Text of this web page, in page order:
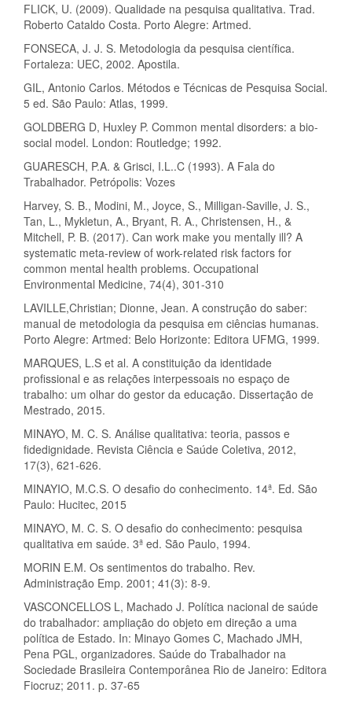
FLICK, U. (2009). Qualidade na pesquisa qualitativa. Trad.
Roberto Cataldo Costa. Porto Alegre: Artmed.
FONSECA, J. J. S. Metodologia da pesquisa científica.
Fortaleza: UEC, 2002. Apostila.
GIL, Antonio Carlos. Métodos e Técnicas de Pesquisa Social.
5 ed. São Paulo: Atlas, 1999.
GOLDBERG D, Huxley P. Common mental disorders: a bio-
social model. London: Routledge; 1992.
GUARESCH, P.A. & Grisci, I.L..C (1993). A Fala do
Trabalhador. Petrópolis: Vozes
Harvey, S. B., Modini, M., Joyce, S., Milligan-Saville, J. S.,
Tan, L., Mykletun, A., Bryant, R. A., Christensen, H., &
Mitchell, P. B. (2017). Can work make you mentally ill? A
systematic meta-review of work-related risk factors for
common mental health problems. Occupational
Environmental Medicine, 74(4), 301-310
LAVILLE,Christian; Dionne, Jean. A construção do saber:
manual de metodologia da pesquisa em ciências humanas.
Porto Alegre: Artmed: Belo Horizonte: Editora UFMG, 1999.
MARQUES, L.S et al. A constituição da identidade
profissional e as relações interpessoais no espaço de
trabalho: um olhar do gestor da educação. Dissertação de
Mestrado, 2015.
MINAYO, M. C. S. Análise qualitativa: teoria, passos e
fidedignidade. Revista Ciência e Saúde Coletiva, 2012,
17(3), 621-626.
MINAYIO, M.C.S. O desafio do conhecimento. 14ª. Ed. São
Paulo: Hucitec, 2015
MINAYO, M. C. S. O desafio do conhecimento: pesquisa
qualitativa em saúde. 3ª ed. São Paulo, 1994.
MORIN E.M. Os sentimentos do trabalho. Rev.
Administração Emp. 2001; 41(3): 8-9.
VASCONCELLOS L, Machado J. Política nacional de saúde
do trabalhador: ampliação do objeto em direção a uma
política de Estado. In: Minayo Gomes C, Machado JMH,
Pena PGL, organizadores. Saúde do Trabalhador na
Sociedade Brasileira Contemporânea Rio de Janeiro: Editora
Fiocruz; 2011. p. 37-65